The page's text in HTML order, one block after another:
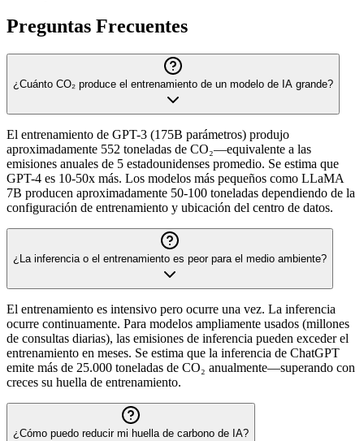
Preguntas Frecuentes
¿Cuánto CO₂ produce el entrenamiento de un modelo de IA grande?
El entrenamiento de GPT-3 (175B parámetros) produjo
aproximadamente 552 toneladas de CO₂—equivalente a las
emisiones anuales de 5 estadounidenses promedio. Se estima que
GPT-4 es 10-50x más. Los modelos más pequeños como LLaMA
7B producen aproximadamente 50-100 toneladas dependiendo de la
configuración de entrenamiento y ubicación del centro de datos.
¿La inferencia o el entrenamiento es peor para el medio ambiente?
El entrenamiento es intensivo pero ocurre una vez. La inferencia
ocurre continuamente. Para modelos ampliamente usados (millones
de consultas diarias), las emisiones de inferencia pueden exceder el
entrenamiento en meses. Se estima que la inferencia de ChatGPT
emite más de 25.000 toneladas de CO₂ anualmente—superando con
creces su huella de entrenamiento.
¿Cómo puedo reducir mi huella de carbono de IA?